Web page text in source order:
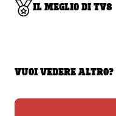
IL MEGLIO DI TV8
VUOI VEDERE ALTRO?